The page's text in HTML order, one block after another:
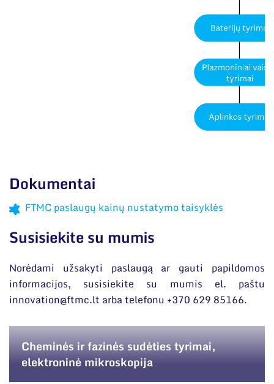
Dokumentai
FTMC paslaugų kainų nustatymo taisyklės
Susisiekite su mumis
Norėdami užsakyti paslaugą ar gauti papildomos
informacijos, susisiekite su mumis el. paštu
innovation@ftmc.lt arba telefonu +370 629 85166.
Cheminės ir fazinės sudėties tyrimai,
elektroninė mikroskopija